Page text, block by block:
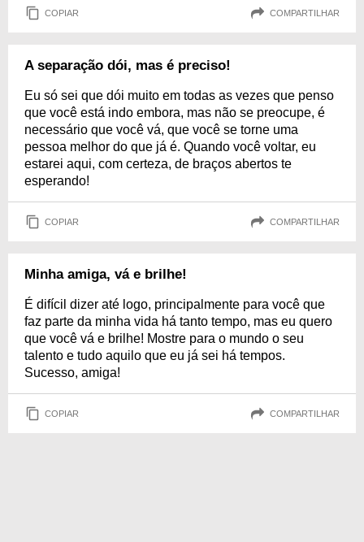
COPIAR COMPARTILHAR
A separação dói, mas é preciso!
Eu só sei que dói muito em todas as vezes que penso
que você está indo embora, mas não se preocupe, é
necessário que você vá, que você se torne uma
pessoa melhor do que já é. Quando você voltar, eu
estarei aqui, com certeza, de braços abertos te
esperando!
COPIAR COMPARTILHAR
Minha amiga, vá e brilhe!
É difícil dizer até logo, principalmente para você que
faz parte da minha vida há tanto tempo, mas eu quero
que você vá e brilhe! Mostre para o mundo o seu
talento e tudo aquilo que eu já sei há tempos.
Sucesso, amiga!
COPIAR COMPARTILHAR